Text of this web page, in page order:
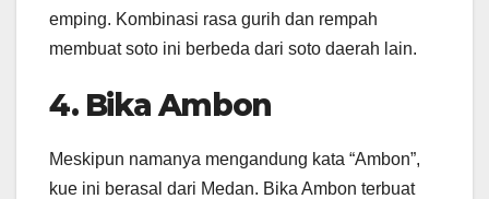
emping. Kombinasi rasa gurih dan rempah
membuat soto ini berbeda dari soto daerah lain. ​
4. Bika Ambon
Meskipun namanya mengandung kata “Ambon”,
kue ini berasal dari Medan. Bika Ambon terbuat